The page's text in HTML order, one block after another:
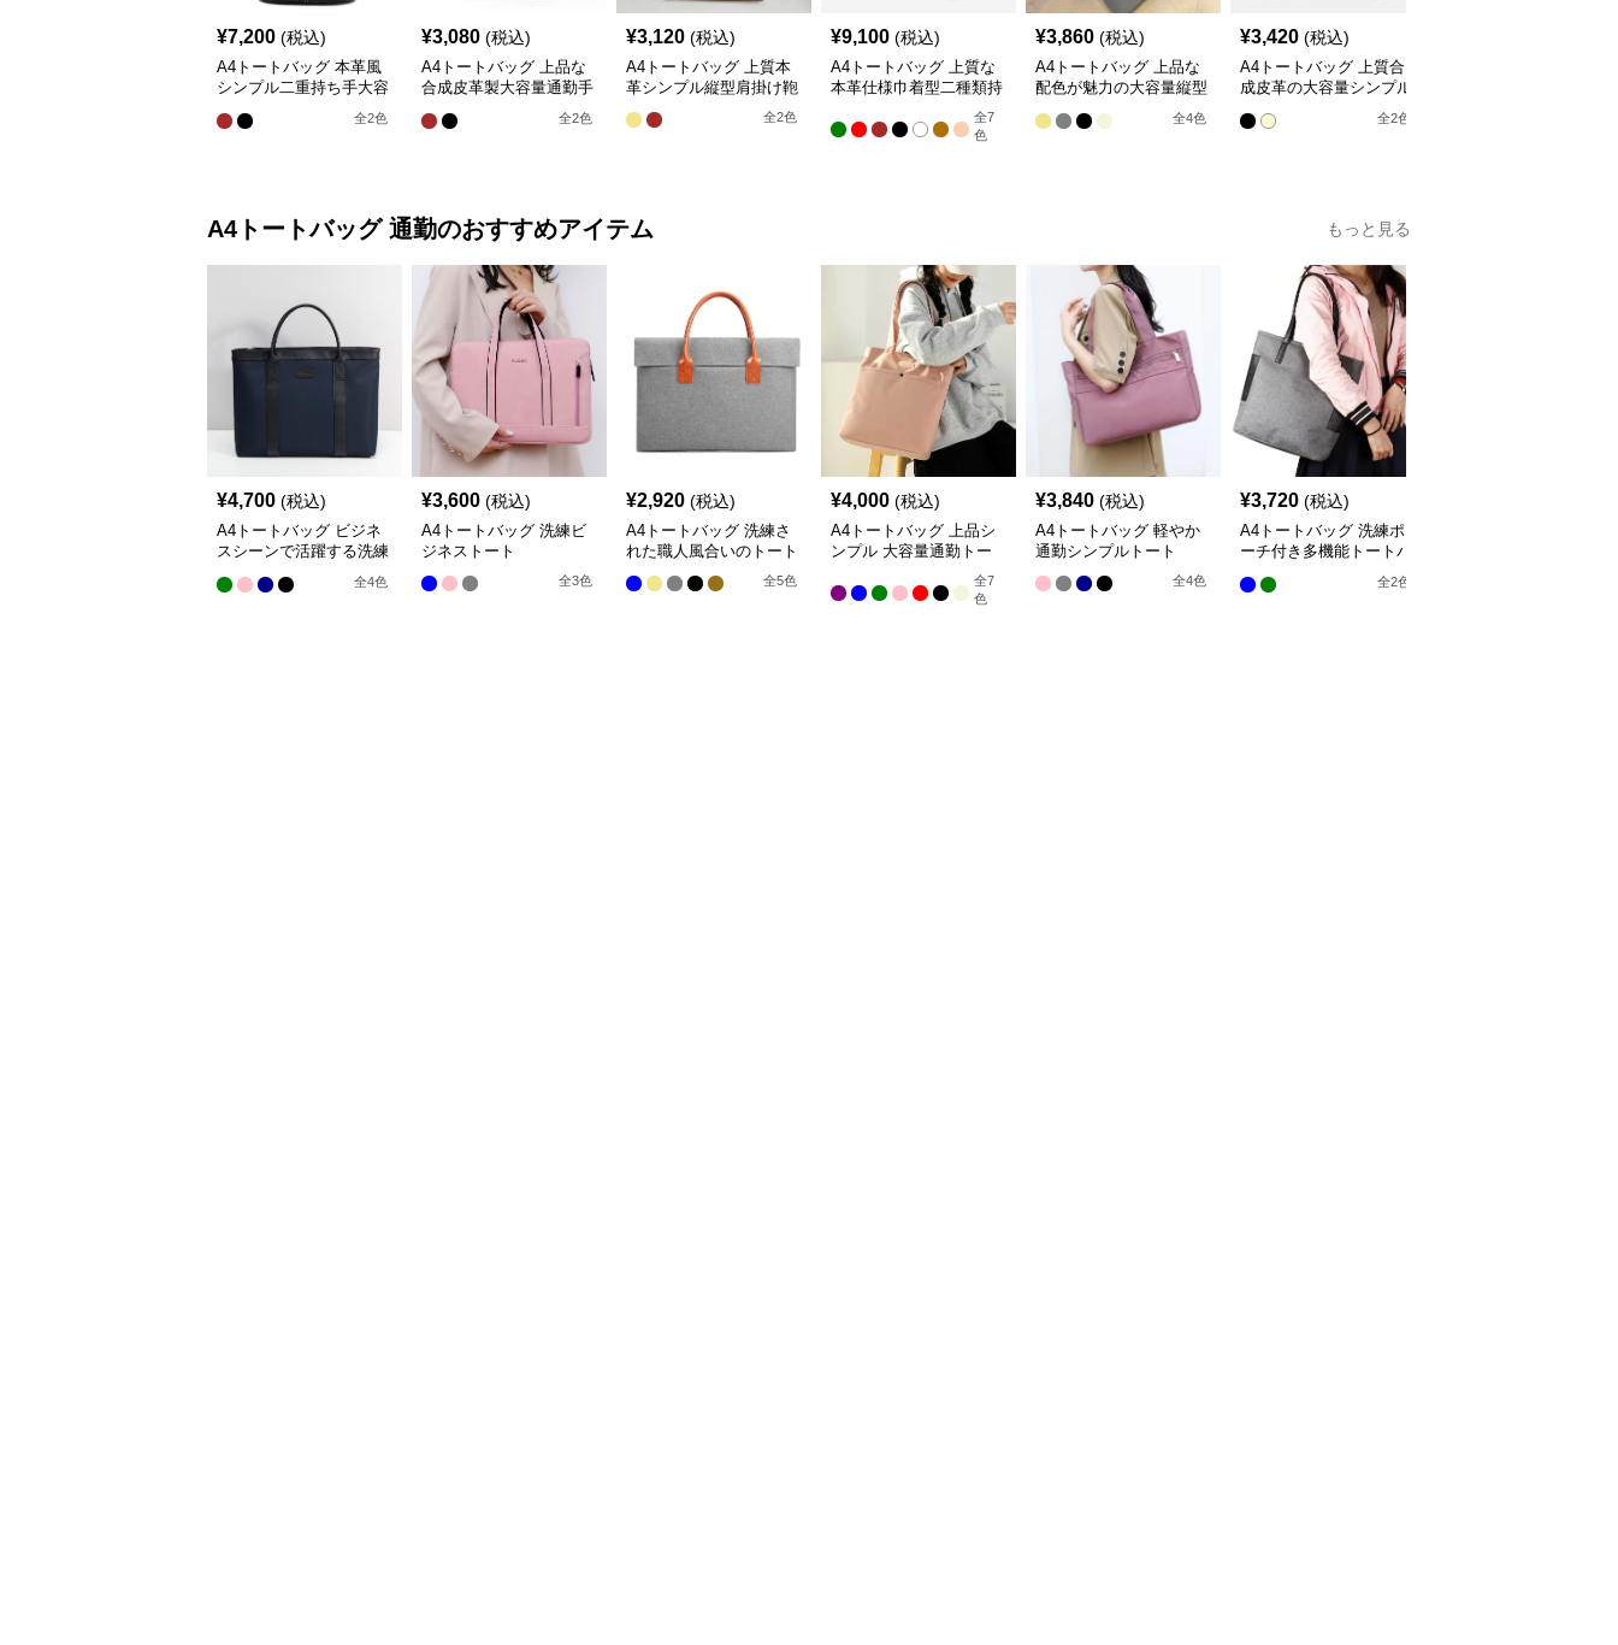
¥7,200 (税込)
A4トートバッグ 本革風
シンプル二重持ち手大容
全2色
¥3,080 (税込)
A4トートバッグ 上品な
合成皮革製大容量通勤手
全2色
¥3,120 (税込)
A4トートバッグ 上質本
革シンプル縦型肩掛け鞄
全2色
¥9,100 (税込)
A4トートバッグ 上質な
本革仕様巾着型二種類持
ち手付きトートバッグ全7
色
¥3,860 (税込)
A4トートバッグ 上品な
配色が魅力の大容量縦型
全4色
¥3,420 (税込)
A4トートバッグ 上質合
成皮革の大容量シンプル
全2色
A4トートバッグ 通勤のおすすめアイテム もっと見る
¥4,700 (税込)
A4トートバッグ ビジネ
スシーンで活躍する洗練
された実用的なバッグ
全4色
¥3,600 (税込)
A4トートバッグ 洗練ビ
ジネストート
全3色
¥2,920 (税込)
A4トートバッグ 洗練さ
れた職人風合いのトート
全5色
¥4,000 (税込)
A4トートバッグ 上品シ
ンプル 大容量通勤トー
全7
色
¥3,840 (税込)
A4トートバッグ 軽やか
通勤シンプルトート
全4色
¥3,720 (税込)
A4トートバッグ 洗練ポ
ーチ付き多機能トートバ
全2色